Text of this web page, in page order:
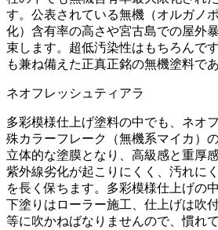
す。公表されている無機（オルガノ
化）含有率の高さや宮古島での屋外
束します。超低汚染性はもちろんで
も兼ね備えた正真正銘の無機塗料であ
ネオフレッシュティアラ
多彩模様仕上げ塗料の中でも、ネオ
殊カラーフレーク（無機系マイカ）
立体的な塗膜となり、高級感と重厚
紫外線劣化が起こりにくく、汚れに
を長く保ちます。多彩模様仕上げの
下塗りはローラー施工、仕上げは吹
等に吹かねばなりませんので、慣れ